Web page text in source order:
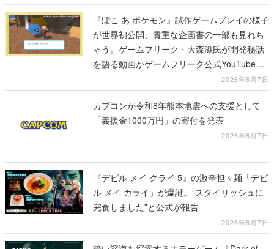
『ぽこ あ ポケモン』試作ゲームプレイの様子
が世界初公開、貴重な企画書の一部も見れち
ゃう。ゲームフリーク・大森滋氏が開発秘話
を語る動画がゲームフリーク公式YouTubeで
2026年8月7日
カプコンが令和8年熊本地震への支援として
「義援金1000万円」の寄付を発表
2026年8月7日
『デビル メイ クライ 5』の激辛担々麺「デビ
ル メイ カライ」が爆誕。“スタイリッシュに
完食しました”と公式が報告
2026年8月7日